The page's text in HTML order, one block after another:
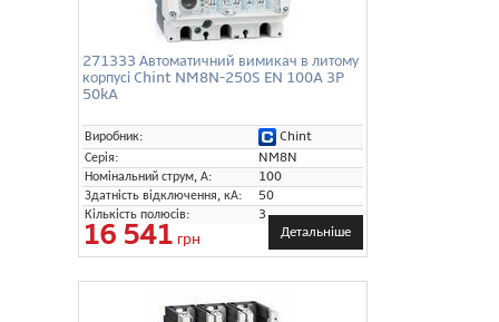
271333 Автоматичний вимикач в литому
корпусі Chint NM8N-250S EN 100A 3P
50kA
Виробник:
Chint
Серія:
NM8N
Номінальний струм, А:
100
Здатність відключення, кА:
50
Кількість полюсів:
3
16 541 грн Детальніше